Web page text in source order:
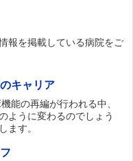
報を掲載している病院をご
キャリア
能の再編が行われる中、
ように変わるのでしょう
ます。